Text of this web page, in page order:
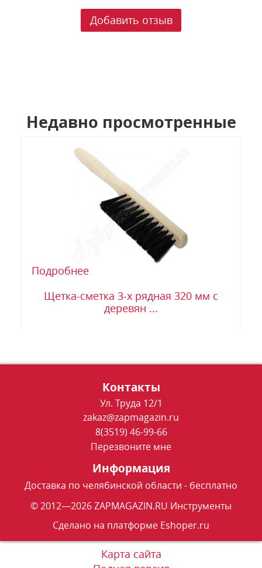
Добавить отзыв
Недавно просмотренные
Подробнее
Щетка-сметка 3-х рядная 320 мм с
деревян ...
Контакты
Ул. Труда 12/1
zakaz@zapmagazin.ru
8(3519) 46-99-66
Перезвоните мне
Информация
Доставка по челябинской области - бесплатно
© 2012—2026 ZAPMAGAZIN.RU Инструменты
Сделано на платформе Eshoper.ru
Карта сайта